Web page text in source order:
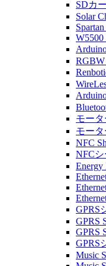
SDカ
Solar
W5500
RGBW
モー
モー
NFC
NFCシ
Energy
GPRS
GPRS
GPRS
GPRS
Music